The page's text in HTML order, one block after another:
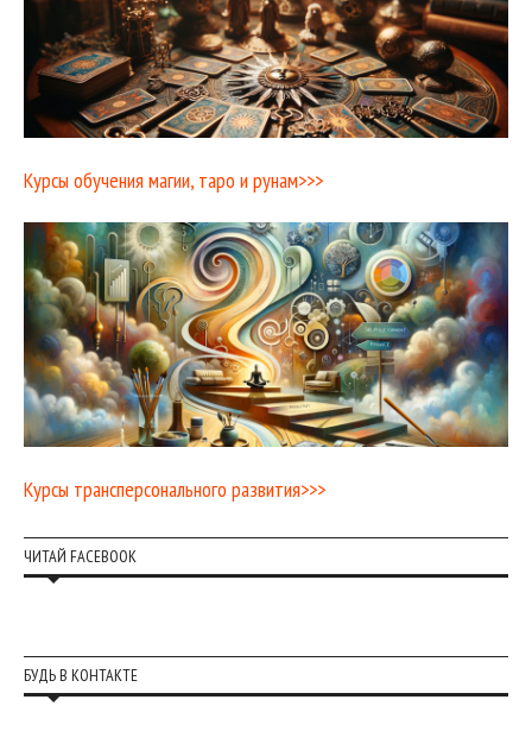
Курсы обучения магии, таро и рунам>>>
Курсы трансперсонального развития>>>
ЧИТАЙ FACEBOOK
БУДЬ В КОНТАКТЕ